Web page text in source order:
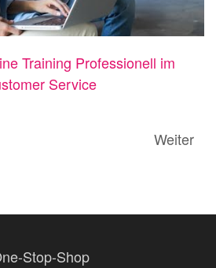
Training Professionell im
Service
Weiter
Stop-Shop